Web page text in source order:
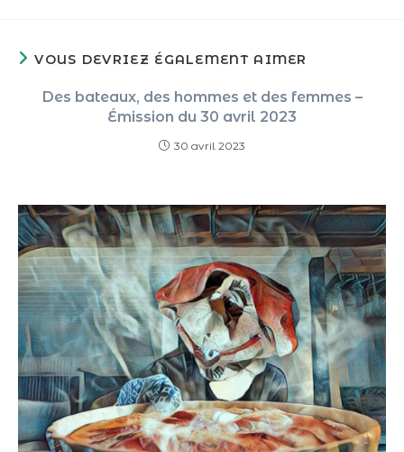
VOUS DEVRIEZ ÉGALEMENT AIMER
Des bateaux, des hommes et des femmes –
Émission du 30 avril 2023
30 avril 2023